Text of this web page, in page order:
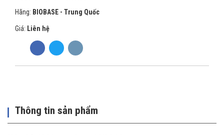
Hãng: BIOBASE - Trung Quốc
Giá: Liên hệ
Thông tin sản phẩm